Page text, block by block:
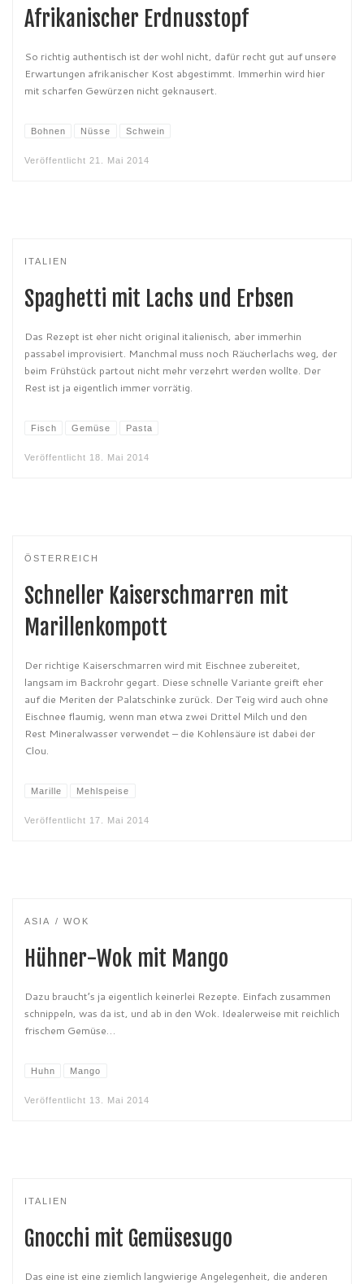
Afrikanischer Erdnusstopf
So richtig authentisch ist der wohl nicht, dafür recht gut auf unsere
Erwartungen afrikanischer Kost abgestimmt. Immerhin wird hier
mit scharfen Gewürzen nicht geknausert.
Bohnen Nüsse Schwein
Veröffentlicht 21. Mai 2014
ITALIEN
Spaghetti mit Lachs und Erbsen
Das Rezept ist eher nicht original italienisch, aber immerhin
passabel improvisiert. Manchmal muss noch Räucherlachs weg, der
beim Frühstück partout nicht mehr verzehrt werden wollte. Der
Rest ist ja eigentlich immer vorrätig.
Fisch Gemüse Pasta
Veröffentlicht 18. Mai 2014
ÖSTERREICH
Schneller Kaiserschmarren mit
Marillenkompott
Der richtige Kaiserschmarren wird mit Eischnee zubereitet,
langsam im Backrohr gegart. Diese schnelle Variante greift eher
auf die Meriten der Palatschinke zurück. Der Teig wird auch ohne
Eischnee flaumig, wenn man etwa zwei Drittel Milch und den
Rest Mineralwasser verwendet – die Kohlensäure ist dabei der
Clou.
Marille Mehlspeise
Veröffentlicht 17. Mai 2014
ASIA WOK
Hühner-Wok mit Mango
Dazu braucht’s ja eigentlich keinerlei Rezepte. Einfach zusammen
schnippeln, was da ist, und ab in den Wok. Idealerweise mit reichlich
frischem Gemüse…
Huhn Mango
Veröffentlicht 13. Mai 2014
ITALIEN
Gnocchi mit Gemüsesugo
Das eine ist eine ziemlich langwierige Angelegenheit, die anderen